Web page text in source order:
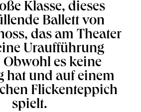
Klasse, dieses
Ballett von
das am Theater
Uraufführung
Obwohl es keine
hat und auf einem
Flickenteppich
spielt.